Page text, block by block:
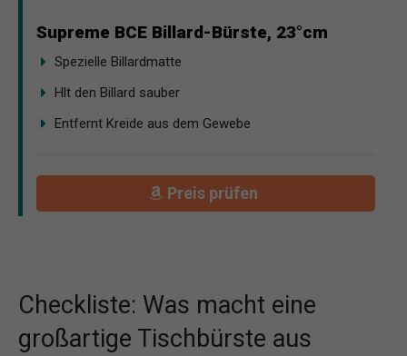
Supreme BCE Billard-Bürste, 23°cm
Spezielle Billardmatte
Hlt den Billard sauber
Entfernt Kreide aus dem Gewebe
Preis prüfen
Checkliste: Was macht eine
großartige Tischbürste aus